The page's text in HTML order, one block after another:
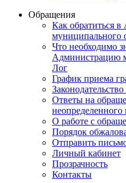
Обращения
Как обратиться
муниципального
Что необходимо
Администрацию
Лог
График приема
Ответы на
неопределенного
О работе с
Порядок
Отправить
Личный кабинет
Прозрачность
Контакты